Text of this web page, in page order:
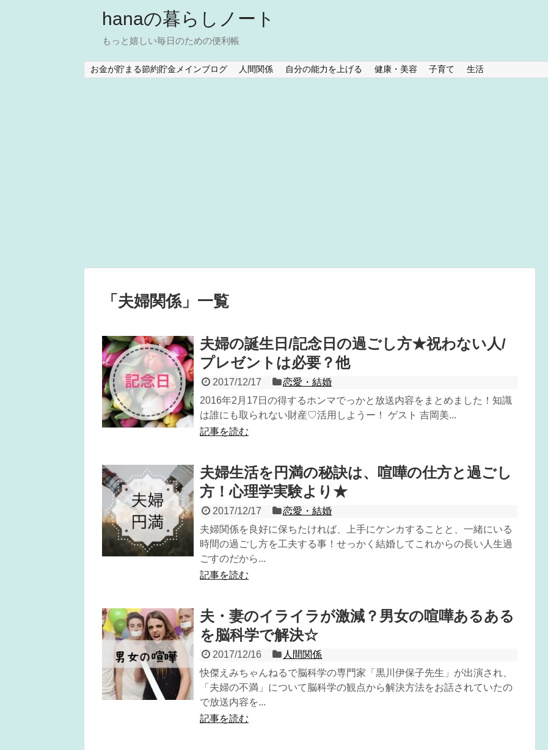
hanaの暮らしノート
もっと嬉しい毎日のための便利帳
お金が貯まる節約貯金メインブログ 人間関係 自分の能力を上げる 健康・美容 子育て 生活
「 夫婦関係 」 一覧
夫婦の誕生日/記念日の過ごし方★祝わない人/
プレゼントは必要？他
2017/12/17
恋愛・結婚
2016年2月17日の得するホンマでっかと放送内容をまとめました！知識
は誰にも取られない財産♡活用しようー！ ゲスト 吉岡美...
記事を読む
夫婦生活を円満の秘訣は、喧嘩の仕方と過ごし
方！心理学実験より★
2017/12/17
恋愛・結婚
夫婦関係を良好に保ちたければ、上手にケンカすることと、一緒にいる
時間の過ごし方を工夫する事！せっかく結婚してこれからの長い人生過
ごすのだから...
記事を読む
夫・妻のイライラが激減？男女の喧嘩あるある
を脳科学で解決☆
2017/12/16
人間関係
快傑えみちゃんねるで脳科学の専門家「黒川伊保子先生」が出演され、
「夫婦の不満」について脳科学の観点から解決方法をお話されていたの
で放送内容を...
記事を読む